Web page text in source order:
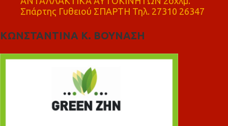
Σπάρτης Γυθειού ΣΠΑΡΤΗ Τηλ. 27310 26347
ΚΩΝΣΤΑΝΤΙΝΑ Κ. ΒΟΥΝΑΣΗ